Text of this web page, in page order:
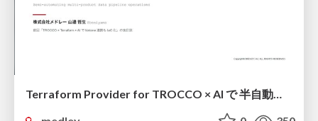
Terraform Provider for TROCCO × AI で 半自動化する複数プロダクトの連携運用 / Semi-Automating Multi-Product Data Integration Ops with the Terraform Provider for TROCCO × AI